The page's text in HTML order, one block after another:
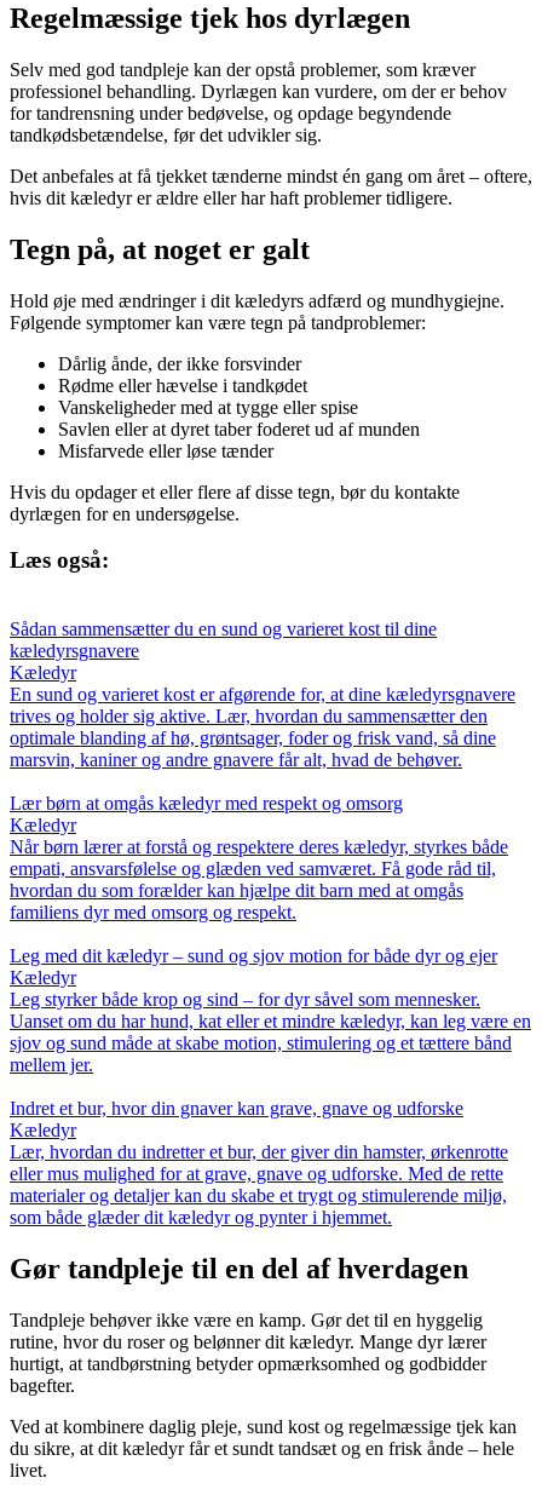
Regelmæssige tjek hos dyrlægen
Selv med god tandpleje kan der opstå problemer, som kræver
professionel behandling. Dyrlægen kan vurdere, om der er behov
for tandrensning under bedøvelse, og opdage begyndende
tandkødsbetændelse, før det udvikler sig.
Det anbefales at få tjekket tænderne mindst én gang om året – oftere,
hvis dit kæledyr er ældre eller har haft problemer tidligere.
Tegn på, at noget er galt
Hold øje med ændringer i dit kæledyrs adfærd og mundhygiejne.
Følgende symptomer kan være tegn på tandproblemer:
Dårlig ånde, der ikke forsvinder
Rødme eller hævelse i tandkødet
Vanskeligheder med at tygge eller spise
Savlen eller at dyret taber foderet ud af munden
Misfarvede eller løse tænder
Hvis du opdager et eller flere af disse tegn, bør du kontakte
dyrlægen for en undersøgelse.
Læs også:
Sådan sammensætter du en sund og varieret kost til dine
kæledyrsgnavere
Kæledyr
En sund og varieret kost er afgørende for, at dine kæledyrsgnavere
trives og holder sig aktive. Lær, hvordan du sammensætter den
optimale blanding af hø, grøntsager, foder og frisk vand, så dine
marsvin, kaniner og andre gnavere får alt, hvad de behøver.
Lær børn at omgås kæledyr med respekt og omsorg
Kæledyr
Når børn lærer at forstå og respektere deres kæledyr, styrkes både
empati, ansvarsfølelse og glæden ved samværet. Få gode råd til,
hvordan du som forælder kan hjælpe dit barn med at omgås
familiens dyr med omsorg og respekt.
Leg med dit kæledyr – sund og sjov motion for både dyr og ejer
Kæledyr
Leg styrker både krop og sind – for dyr såvel som mennesker.
Uanset om du har hund, kat eller et mindre kæledyr, kan leg være en
sjov og sund måde at skabe motion, stimulering og et tættere bånd
mellem jer.
Indret et bur, hvor din gnaver kan grave, gnave og udforske
Kæledyr
Lær, hvordan du indretter et bur, der giver din hamster, ørkenrotte
eller mus mulighed for at grave, gnave og udforske. Med de rette
materialer og detaljer kan du skabe et trygt og stimulerende miljø,
som både glæder dit kæledyr og pynter i hjemmet.
Gør tandpleje til en del af hverdagen
Tandpleje behøver ikke være en kamp. Gør det til en hyggelig
rutine, hvor du roser og belønner dit kæledyr. Mange dyr lærer
hurtigt, at tandbørstning betyder opmærksomhed og godbidder
bagefter.
Ved at kombinere daglig pleje, sund kost og regelmæssige tjek kan
du sikre, at dit kæledyr får et sundt tandsæt og en frisk ånde – hele
livet.